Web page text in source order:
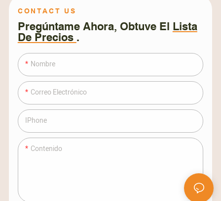
CONTACT US
Pregúntame Ahora, Obtuve El Lista
De Precios .
Nombre
Correo Electrónico
IPhone
Contenido